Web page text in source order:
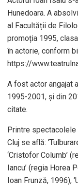
Hunedoara. A
al Facultății de
promoția 1995,
în actorie, conform
https://
A fost actor angajat
1995-2001, și din
citate.
Printre spectacolele
Cluj se află:
‘Cristofor Columb’
Iancu’ (regia Horea
Ioan Frunză, 1996),